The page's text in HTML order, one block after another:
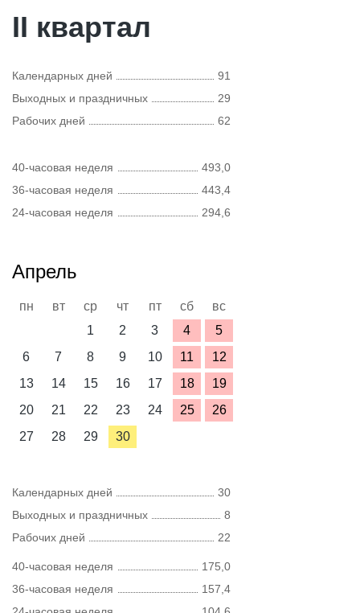
II квартал
Календарных дней
91
Выходных и праздничных
29
Рабочих дней
62
40-часовая неделя
493,0
36-часовая неделя
443,4
24-часовая неделя
294,6
Апрель
пн вт ср чт пт сб
вс
1
2 3 4
5
6
7 8 9 10 11
12
13
14 15 16 17 18
19
20
21 22 23 24 25
26
27
28 29 30
Календарных дней
30
Выходных и праздничных
8
Рабочих дней
22
40-часовая неделя
175,0
36-часовая неделя
157,4